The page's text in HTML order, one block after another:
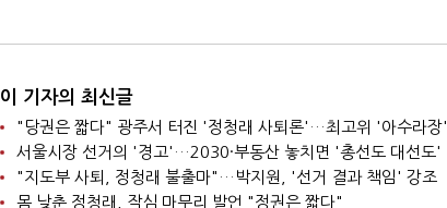
이 기자의 최신글
"당권은 짧다" 광주서 터진 '정청래 사퇴론'…최고위 '아수라장'
"지도부 사퇴, 정청래 불출마"…박지원, '선거 결과 책임' 강조
몸 낮춘 정청래, 작심 마무리 발언 "정권은 짧다"